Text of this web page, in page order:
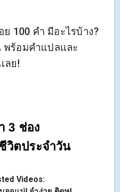
100 คำ มีอะไรบ้าง?
พร้อมคำแปลและ
ลย!
3 ช่อง
วิตประจำวัน
Videos: